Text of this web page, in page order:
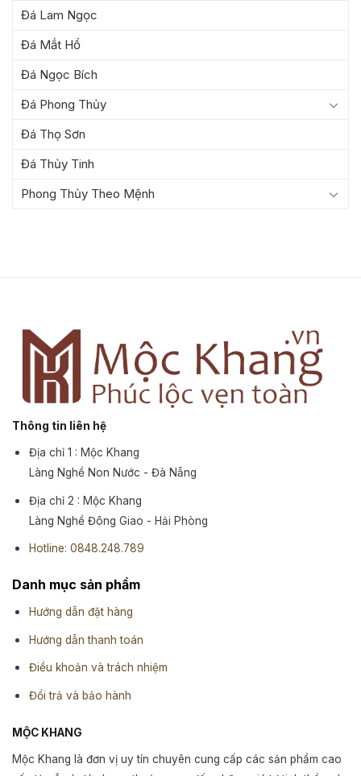
Đá Lam Ngọc
Đá Mắt Hổ
Đá Ngọc Bích
Đá Phong Thủy
Đá Thọ Sơn
Đá Thủy Tinh
Phong Thủy Theo Mệnh
Thông tin liên hệ
Địa chỉ 1 : Mộc Khang
Làng Nghề Non Nước - Đà Nẵng
Địa chỉ 2 : Mộc Khang
Làng Nghề Đông Giao - Hải Phòng
Hotline: 0848.248.789
Danh mục sản phẩm
Hướng dẫn đặt hàng
Hướng dẫn thanh toán
Điều khoản và trách nhiệm
Đổi trả và bảo hành
MỘC KHANG
Mộc Khang là đơn vị uy tín chuyên cung cấp các sản phẩm cao